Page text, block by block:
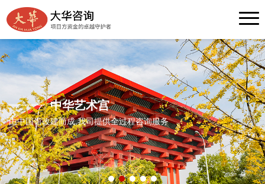
中华艺术宫
由中国馆改建而成,我司提供全过程咨询服务